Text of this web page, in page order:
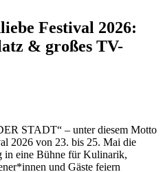
Festival 2026:
& großes TV-
STADT“ – unter diesem Motto
2026 von 23. bis 25. Mai die
in eine Bühne für Kulinarik,
und Gäste feiern